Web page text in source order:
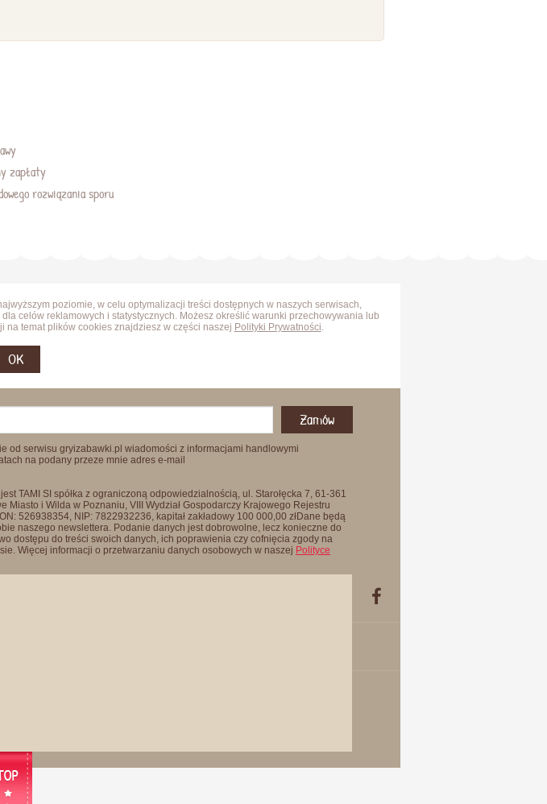
zapłaty
rozwiązania sporu
poziomie, w celu optymalizacji treści dostępnych w naszych serwisach,
celów reklamowych i statystycznych. Możesz określić warunki przechowywania lub
temat plików cookies znajdziesz w części naszej Polityki Prywatności
OK
Zamów
od serwisu gryizabawki.pl wiadomości z informacjami handlowymi
na podany przeze mnie adres e-mail
TAMI SI spółka z ograniczoną odpowiedzialnością, ul. Starołęcka 7, 61-361
Miasto i Wilda w Poznaniu, VIII Wydział Gospodarczy Krajowego Rejestru
526938354, NIP: 7822932236, kapitał zakładowy 100 000,00 złDane będą
naszego newslettera. Podanie danych jest dobrowolne, lecz konieczne do
dostępu do treści swoich danych, ich poprawienia czy cofnięcia zgody na
Więcej informacji o przetwarzaniu danych osobowych w naszej Polityce